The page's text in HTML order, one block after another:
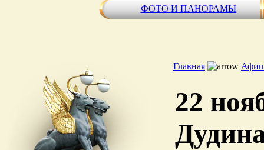
ФОТО И ПАНОРАМЫ
Главная
22